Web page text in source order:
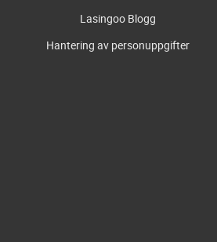
Lasingoo Blogg
Hantering av personuppgifter